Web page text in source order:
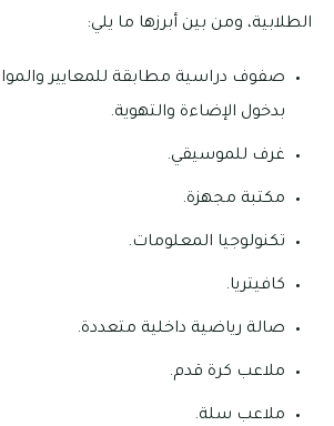
الطلابية، ومن بين أبرزها ما يلي:
صفوف دراسية مطابقة للمعايير
بدخول الإضاءة والتهوية.
غرف للموسيقي.
مكتبة مجهزة.
تكنولوجيا المعلومات.
كافيتريا.
صالة رياضية داخلية متعددة.
ملاعب كرة قدم.
ملاعب سلة.